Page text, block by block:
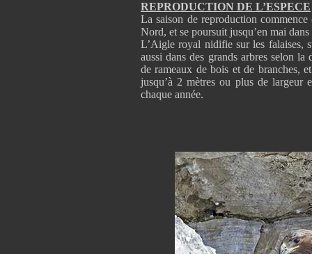
REPRODUCTION DE L’ESPECE
La saison de reproduction
Nord, et se poursuit jusqu’en mai
L’Aigle royal nidifie sur les falaises,
aussi dans des grands arbres selon
de rameaux de bois et de branches,
jusqu’à 2 mètres ou plus de largeur
chaque année.